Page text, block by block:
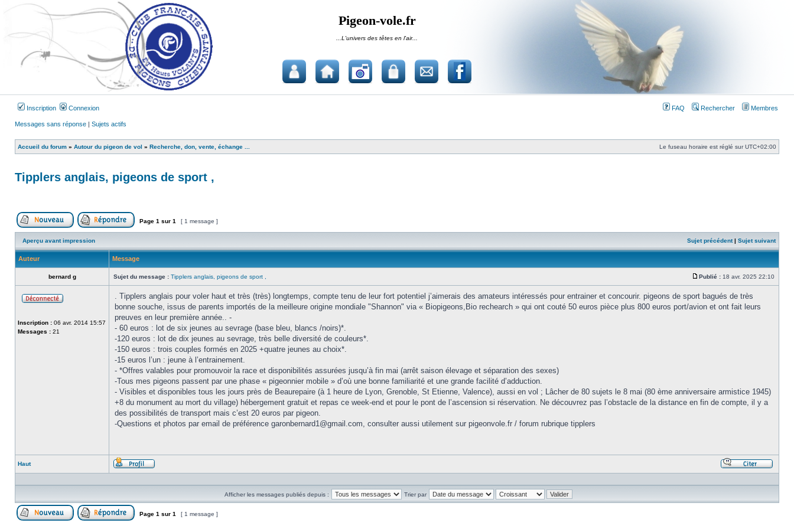
Pigeon-vole.fr
...L'univers des têtes en l'air...
Inscription Connexion FAQ Rechercher Membres
Messages sans réponse | Sujets actifs
Accueil du forum » Autour du pigeon de vol » Recherche, don, vente, échange ... Le fuseau horaire est réglé surUTC+02:00
Tipplers anglais, pigeons de sport ,
Publier un nouveau sujetRépondre au sujet
Page 1 sur 1 [ 1 message ]
Aperçu avant impression Sujet précédent| Sujet suivant
Auteur Message
bernard g Sujet du message : Tipplers anglais, pigeons de sport ,
Publié : 18 avr. 2025 22:10
Inscription : 06 avr. 2014 15:57
Messages : 21
. Tipplers anglais pour voler haut et très (très) longtemps, compte tenu de leur fort potentiel j’aimerais des amateurs intéressés pour entrainer et concourir. pigeons de sport bagués de très
bonne souche, issus de parents importés de la meilleure origine mondiale "Shannon" via « Biopigeons,Bio rechearch » qui ont couté 50 euros pièce plus 800 euros port/avion et ont fait leurs
preuves en leur première année.. -
- 60 euros : lot de six jeunes au sevrage (base bleu, blancs /noirs)*.
-120 euros : lot de dix jeunes au sevrage, très belle diversité de couleurs*.
-150 euros : trois couples formés en 2025 +quatre jeunes au choix*.
-15 euros l’un : jeune à l’entrainement.
- *Offres valables pour promouvoir la race et disponibilités assurées jusqu’à fin mai (arrêt saison élevage et séparation des sexes)
-Tous mes pigeons passent par une phase « pigeonnier mobile » d’où une bonne familiarité et une grande facilité d’adduction.
- Visibles et disponibles tous les jours près de Beaurepaire (à 1 heure de Lyon, Grenoble, St Etienne, Valence), aussi en vol ; Lâcher de 80 sujets le 8 mai (80 ème anniversaire armistice 1945)
+8 du monument au mort du village) hébergement gratuit et repas ce week-end et pour le pont de l’ascension si réservation. Ne découvrez pas l’obstacle de la distance en fin de compte, il y a
des possibilités de transport mais c’est 20 euros par pigeon.
-Questions et photos par email de préférence garonbernard1@gmail.com, consulter aussi utilement sur pigeonvole.fr / forum rubrique tipplers
Haut
Profil
Afficher les messages publiés depuis : Trier par
Page 1 sur 1 [ 1 message ]